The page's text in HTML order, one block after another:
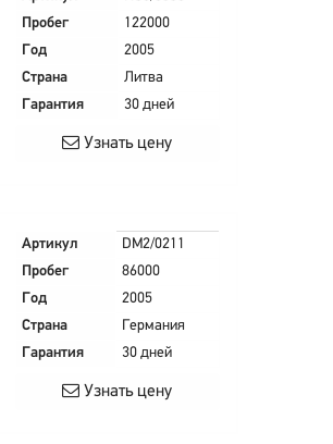
Пробег
122000
Год
2005
Страна
Литва
Гарантия
30 дней
Узнать цену
Артикул
DM2/0211
Пробег
86000
Год
2005
Страна
Германия
Гарантия
30 дней
Узнать цену